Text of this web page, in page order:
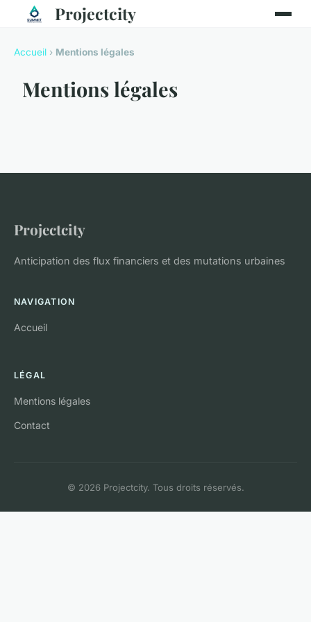
Projectcity
Accueil › Mentions légales
Mentions légales
Projectcity
Anticipation des flux financiers et des mutations urbaines
NAVIGATION
Accueil
LÉGAL
Mentions légales
Contact
© 2026 Projectcity. Tous droits réservés.